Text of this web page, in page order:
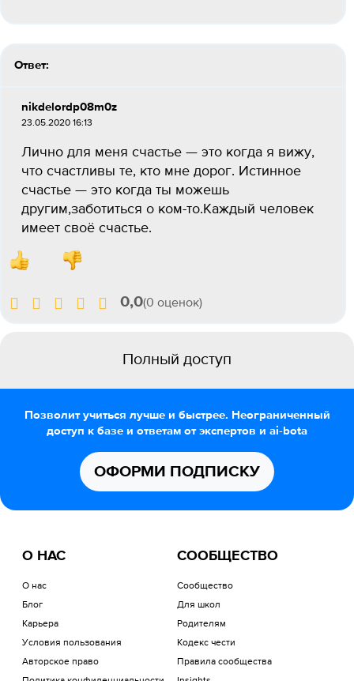
Ответ:
nikdelordp08m0z
23.05.2020 16:13
Лично для меня счастье — это когда я вижу,
что счастливы те, кто мне дорог. Истинное
счастье — это когда ты можешь
другим,заботиться о ком-то.Каждый человек
имеет своё счастье.
0,0(0 оценок)
Полный доступ
Позволит учиться лучше и быстрее. Неограниченный
доступ к базе и ответам от экспертов и ai-bota
ОФОРМИ ПОДПИСКУ
О НАС
О нас
Блог
Карьера
Условия пользования
Авторское право
СООБЩЕСТВО
Сообщество
Для школ
Родителям
Кодекс чести
Правила сообщества